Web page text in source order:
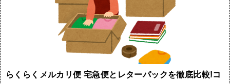
らくらくメルカリ便 宅急便とレターパックを徹底比較!コ